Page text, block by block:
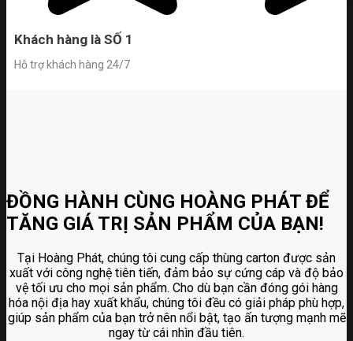
Khách hàng là SỐ 1
Hỗ trợ khách hàng 24/7
ĐỒNG HÀNH CÙNG HOÀNG PHÁT ĐỂ
TĂNG GIÁ TRỊ SẢN PHẨM CỦA BẠN!
Tại Hoàng Phát, chúng tôi cung cấp thùng carton được sản
xuất với công nghệ tiên tiến, đảm bảo sự cứng cáp và độ bảo
vệ tối ưu cho mọi sản phẩm. Cho dù bạn cần đóng gói hàng
hóa nội địa hay xuất khẩu, chúng tôi đều có giải pháp phù hợp,
giúp sản phẩm của bạn trở nên nổi bật, tạo ấn tượng mạnh mẽ
ngay từ cái nhìn đầu tiên.